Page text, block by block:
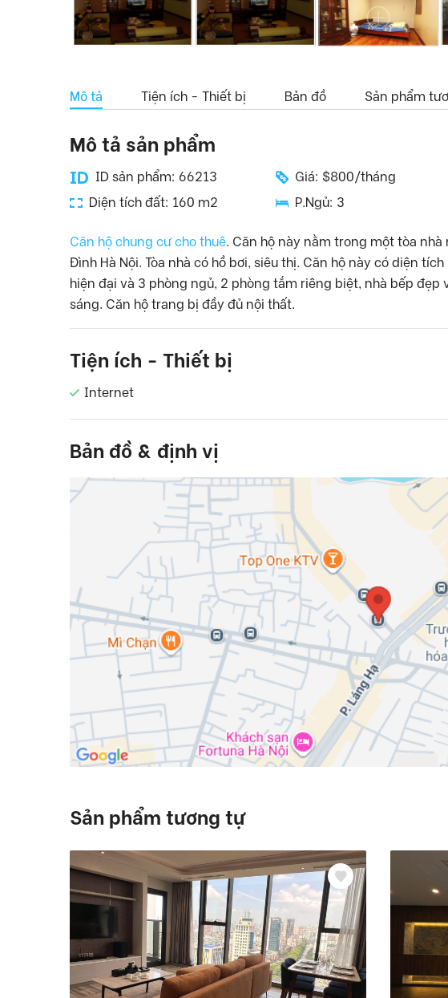
Mô tả Tiện ích - Thiết bị Bản đồ Sản phẩm
Mô tả sản phẩm
ID sản phẩm: 66213 Giá: $800/tháng
Diện tích đất: 160 m2
P.Ngủ: 3
Căn hộ chung cư cho thuê. Căn hộ này nằm trong một tòa nhà
Đình Hà Nội. Tòa nhà có hồ bơi, siêu thị. Căn hộ này có diện
hiện đại và 3 phòng ngủ, 2 phòng tắm riêng biệt, nhà bếp đẹp
sáng. Căn hộ trang bị đầy đủ nội thất.
Tiện ích - Thiết bị
Internet
Bản đồ & định vị
Sản phẩm tương tự